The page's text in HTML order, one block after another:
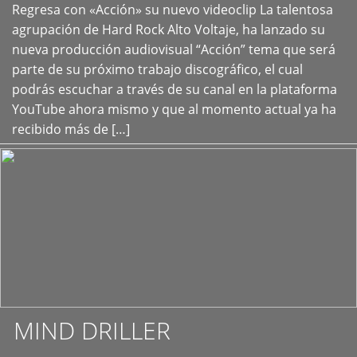
Regresa con «Acción» su nuevo videoclip La talentosa
agrupación de Hard Rock Alto Voltaje, ha lanzado su
nueva producción audiovisual “Acción” tema que será
parte de su próximo trabajo discográfico, el cual
podrás escuchar a través de su canal en la plataforma
YouTube ahora mismo y que al momento actual ya ha
recibido más de […]
+
MIND DRILLER